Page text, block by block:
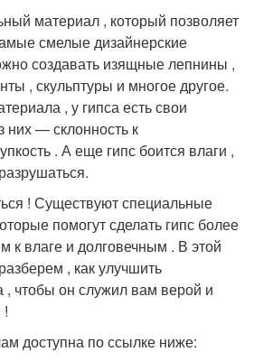
материал , который позволяет
смелые дизайнерские
создавать изящные лепнины ,
, скульптуры и многое другое.
, у гипса есть свои
них — склонность к
. А еще гипс боится влаги ,
! Существуют специальные
помогут сделать гипс более
к влаге и долговечным . В этой
, как улучшить
, чтобы он служил вам верой и
!
доступна по ссылке ниже: